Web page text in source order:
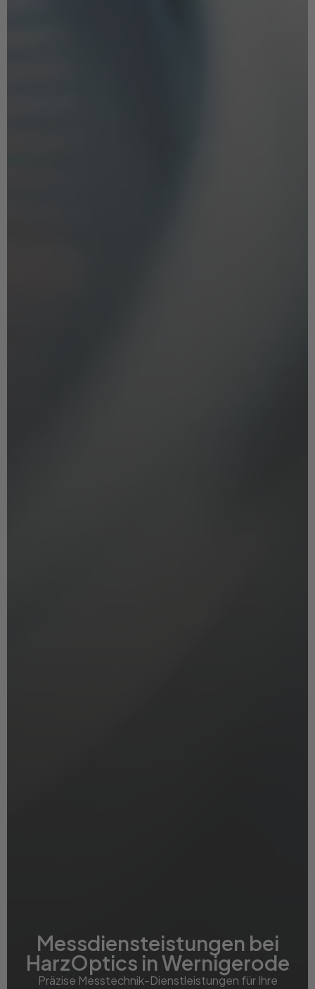
Messdiensteistungen bei
HarzOptics in Wernigerode
Präzise Messtechnik-Dienstleistungen für Ihre